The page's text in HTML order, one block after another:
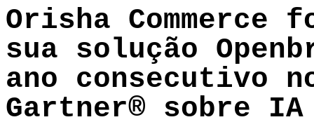
Orisha Commerce
sua solução
ano consecutivo
Gartner® sobre